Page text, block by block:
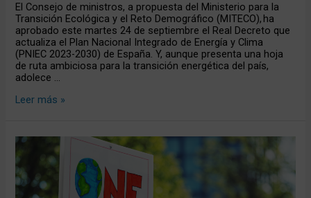
El Consejo de ministros, a propuesta del Ministerio para la
Transición Ecológica y el Reto Demográfico (MITECO), ha
aprobado este martes 24 de septiembre el Real Decreto que
actualiza el Plan Nacional Integrado de Energía y Clima
(PNIEC 2023-2030) de España. Y, aunque presenta una hoja
de ruta ambiciosa para la transición energética del país,
adolece …
Leer más »
El
Gobierno
con
la
Asamblea